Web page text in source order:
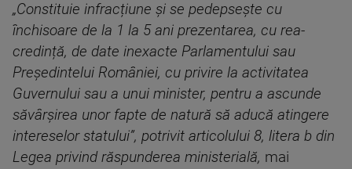
„Constituie infracțiune și se pedepsește cu
închisoare de la 1 la 5 ani prezentarea, cu rea-
credință, de date inexacte Parlamentului sau
Președintelui României, cu privire la activitatea
Guvernului sau a unui minister, pentru a ascunde
săvârșirea unor fapte de natură să aducă atingere
intereselor statului”, potrivit articolului 8, litera b din
Legea privind răspunderea ministerială, mai